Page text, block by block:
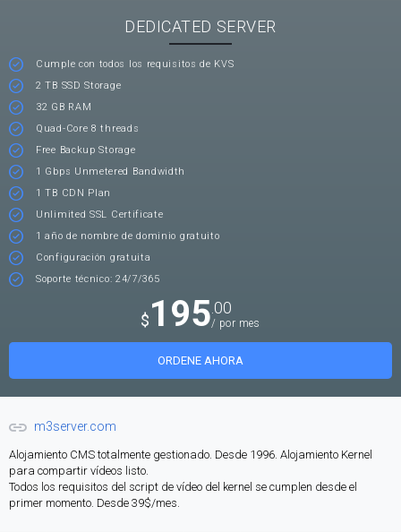
DEDICATED SERVER
Cumple con todos los requisitos de KVS
2 TB SSD Storage
32 GB RAM
Quad-Core 8 threads
Free Backup Storage
1 Gbps Unmetered Bandwidth
1 TB CDN Plan
Unlimited SSL Certificate
1 año de nombre de dominio gratuito
Configuración gratuita
Soporte técnico: 24/7/365
$195.00
/ por mes
ORDENE AHORA
m3server.com
Alojamiento CMS totalmente gestionado. Desde 1996. Alojamiento Kernel
para compartir vídeos listo.
Todos los requisitos del script de vídeo del kernel se cumplen desde el
primer momento. Desde 39$/mes.